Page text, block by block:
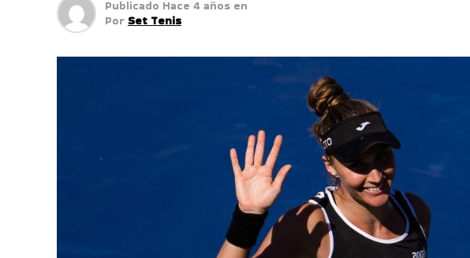
Publicado Hace 4 años en
Por Set Tenis